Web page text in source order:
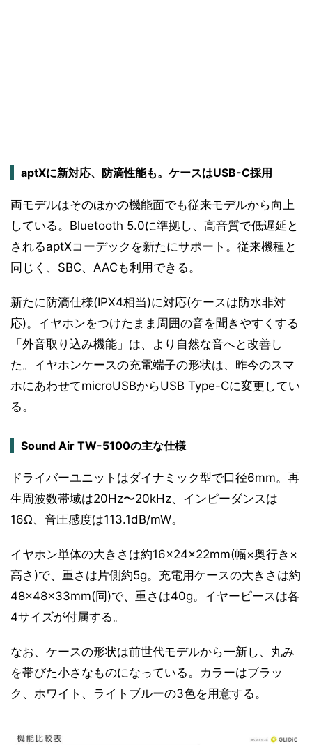
aptXに新対応、防滴性能も。ケースはUSB-C採用
両モデルはそのほかの機能面でも従来モデルから向上
している。Bluetooth 5.0に準拠し、高音質で低遅延と
されるaptXコーデックを新たにサポート。従来機種と
同じく、SBC、AACも利用できる。
新たに防滴仕様(IPX4相当)に対応(ケースは防水非対
応)。イヤホンをつけたまま周囲の音を聞きやすくする
「外音取り込み機能」は、より自然な音へと改善し
た。イヤホンケースの充電端子の形状は、昨今のスマ
ホにあわせてmicroUSBからUSB Type-Cに変更してい
る。
Sound Air TW-5100の主な仕様
ドライバーユニットはダイナミック型で口径6mm。再
生周波数帯域は20Hz〜20kHz、インピーダンスは
16Ω、音圧感度は113.1dB/mW。
イヤホン単体の大きさは約16×24×22mm(幅×奥行き×
高さ)で、重さは片側約5g。充電用ケースの大きさは約
48×48×33mm(同)で、重さは40g。イヤーピースは各
4サイズが付属する。
なお、ケースの形状は前世代モデルから一新し、丸み
を帯びた小さなものになっている。カラーはブラッ
ク、ホワイト、ライトブルーの3色を用意する。